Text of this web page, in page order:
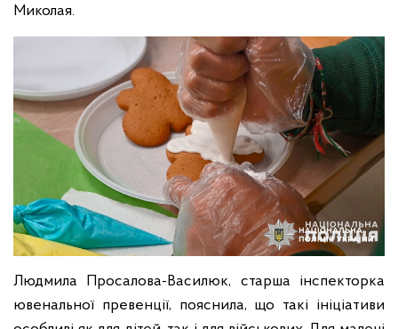
Миколая.
Людмила Просалова-Василюк, старша інспекторка
ювенальної превенції, пояснила, що такі ініціативи